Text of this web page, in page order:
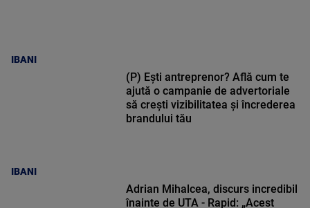
IBANI
IBANI
(P) Ești antreprenor? Află cum te
ajută o campanie de advertoriale
să crești vizibilitatea și încrederea
brandului tău
Adrian Mihalcea, discurs incredibil
înainte de UTA - Rapid: „Acest